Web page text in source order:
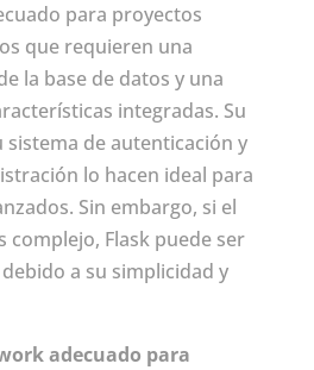
para proyectos
que requieren una
la base de datos y una
integradas. Su
sistema de autenticación y
lo hacen ideal para
Sin embargo, si el
complejo, Flask puede ser
a su simplicidad y
adecuado para